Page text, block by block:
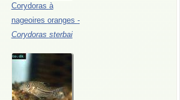
Corydoras à
nageoires oranges -
Corydoras sterbai